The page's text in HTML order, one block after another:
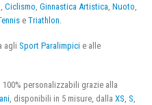
Ciclismo Ginnastica Artistica Nuoto
e Triathlon
agli Sport Paralimpici e alle
personalizzabili grazie alla
, disponibili in 5 misure, dalla XS, S,